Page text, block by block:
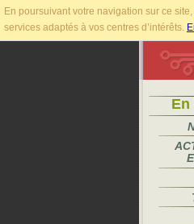
En poursuivant votre navigation sur ce
services adaptés à vos centres d’intérêts.
En